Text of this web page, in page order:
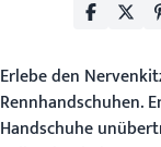
Erlebe den
Rennhandschuhen.
Handschuhe